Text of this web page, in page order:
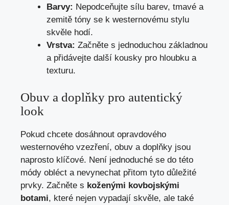
Barvy: Nepodceňujte sílu barev, tmavé a
zemitě tóny se k westernovému stylu
skvěle hodí.
Vrstva: Začněte s jednoduchou základnou
a přidávejte další kousky pro hloubku a
texturu.
Obuv a doplňky pro autentický
look
Pokud chcete dosáhnout opravdového
westernového vzezření, obuv a doplňky jsou
naprosto klíčové. Není jednoduché se do této
módy obléct a nevynechat přitom tyto důležité
prvky. Začněte s koženými kovbojskými
botami, které nejen vypadají skvěle, ale také